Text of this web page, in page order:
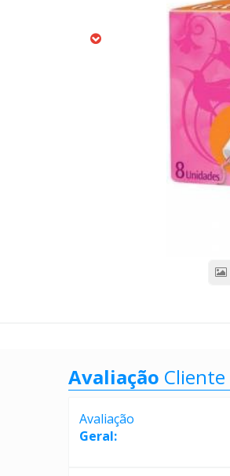
Avaliação Cliente
Avaliação
Geral: